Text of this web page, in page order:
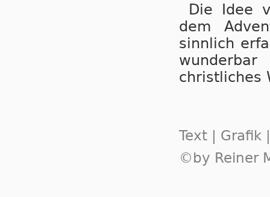
Die Idee
dem
sinnlich
christliches
Text | Grafik
©by Reiner